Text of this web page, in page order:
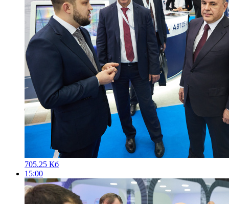
705.25 Кб
15:00